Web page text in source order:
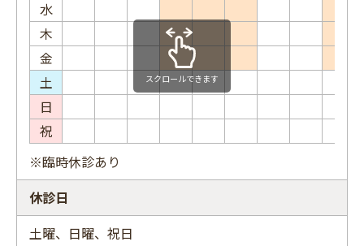
水
木
金
土
日
祝
スクロールできます
※臨時休診あり
休診日
土曜、日曜、祝日